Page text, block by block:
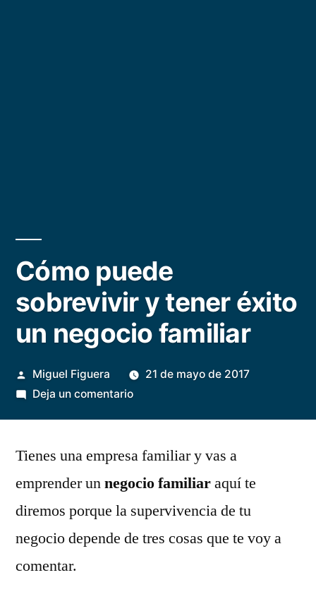
Cómo puede
sobrevivir y tener éxito
un negocio familiar
Publicado
por
Miguel Figuera
21 de mayo de 2017
Deja un comentarioen
sobrevivir
tener
éxito
un
Tienes una empresa familiar y vas a
emprender unnegocio familiaraquí te
diremos porque la supervivencia de tu
negocio depende de tres cosas que te voy a
comentar.